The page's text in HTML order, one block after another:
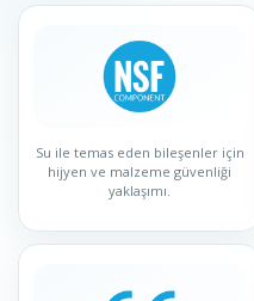
Su ile temas eden bileşenler için
hijyen ve malzeme güvenliği
yaklaşımı.